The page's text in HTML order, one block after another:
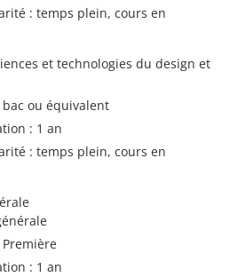
: temps plein, cours en
et technologies du design et
ou équivalent
: 1 an
: temps plein, cours en
: 1 an